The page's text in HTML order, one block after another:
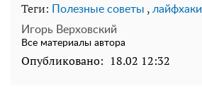
Теги: Полезные советы , лайфхаки
Игорь Верховский
Все материалы автора
Опубликовано: 18.02 12:32